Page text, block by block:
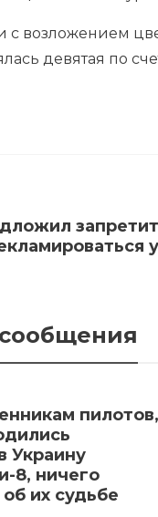
с возложением
девятая по
пилотов,
Украину
8, ничего
их судьбе